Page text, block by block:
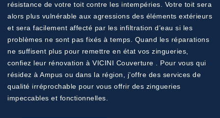
résistance de votre toit contre les intempéries. Votre toit sera
alors plus vulnérable aux agressions des éléments extérieurs
et sera facilement affecté par les infiltration d’eau si les
problèmes ne sont pas fixés à temps. Quand les réparations
ne suffisent plus pour remettre en état vos zingueries,
confiez leur rénovation à VICINI Couverture . Pour vous qui
résidez à Ampus ou dans la région, j’offre des services de
qualité irréprochable pour vous offrir des zingueries
impeccables et fonctionnelles.